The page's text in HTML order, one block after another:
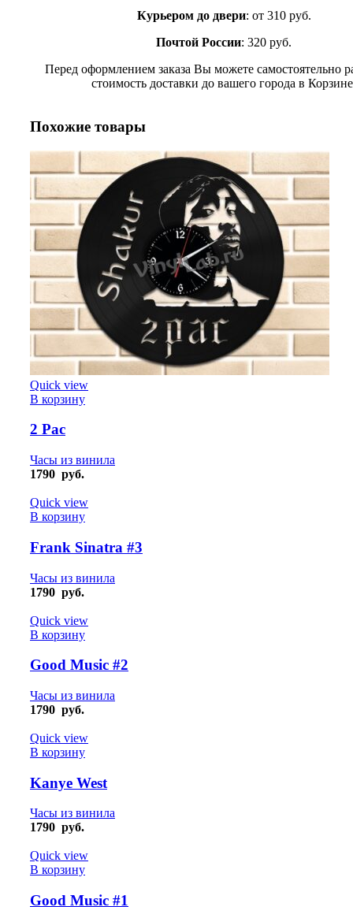
Курьером до двери: от 310 руб.
Почтой России: 320 руб.
Перед оформлением заказа Вы можете самостоятельно
стоимость доставки до вашего города в
Похожие товары
Quick view
В корзину
2 Pac
Часы из винила
1790 руб.
Quick view
В корзину
Frank Sinatra #3
Часы из винила
1790 руб.
Quick view
В корзину
Good Music #2
Часы из винила
1790 руб.
Quick view
В корзину
Kanye West
Часы из винила
1790 руб.
Quick view
В корзину
Good Music #1